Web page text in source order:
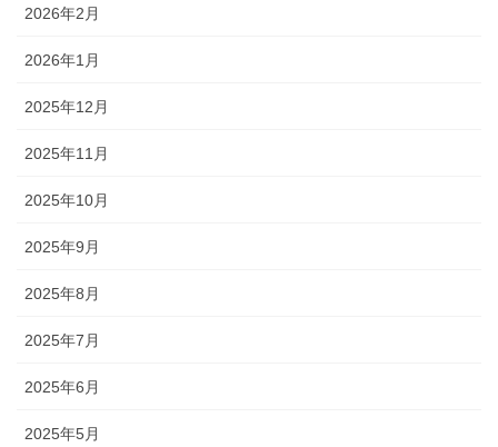
2026年2月
2026年1月
2025年12月
2025年11月
2025年10月
2025年9月
2025年8月
2025年7月
2025年6月
2025年5月